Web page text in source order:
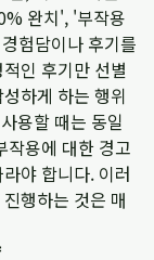
완치', '부작용
험담이나 후기를
인 후기만 선별
하게 하는 행위
용할 때는 동일
작용에 대한 경고
야 합니다. 이러
행하는 것은 매